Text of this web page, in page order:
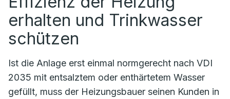
erhalten und Trinkwasser
schützen
Ist die Anlage erst einmal normgerecht nach VDI
2035 mit entsalztem oder enthärtetem Wasser
gefüllt, muss der Heizungsbauer seinen Kunden in